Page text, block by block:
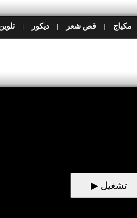
مكياج | قص شعر | ديكور |
▶ تشغيل